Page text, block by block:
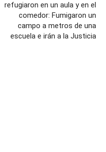
refugiaron en un aula y en el
comedor: Fumigaron un
campo a metros de una
escuela e irán a la Justicia